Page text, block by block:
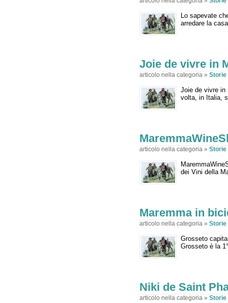
Lo sapevate
arredare la
Joie de vivre in
articolo nella categoria » Storie
Joie de vivre in
volta, in Italia,
articolo nella categoria » Storie
dei Vini della
Maremma in
articolo nella categoria » Storie
Grosseto
Grosseto è la
Niki de Saint
articolo nella categoria » Storie